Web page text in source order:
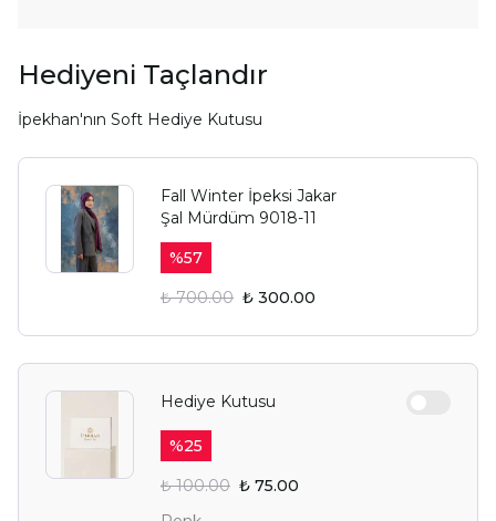
Hediyeni Taçlandır
İpekhan'nın Soft Hediye Kutusu
Fall Winter İpeksi Jakar
Şal Mürdüm 9018-11
%57
₺ 700.00 ₺ 300.00
Hediye Kutusu
%25
₺ 100.00 ₺ 75.00